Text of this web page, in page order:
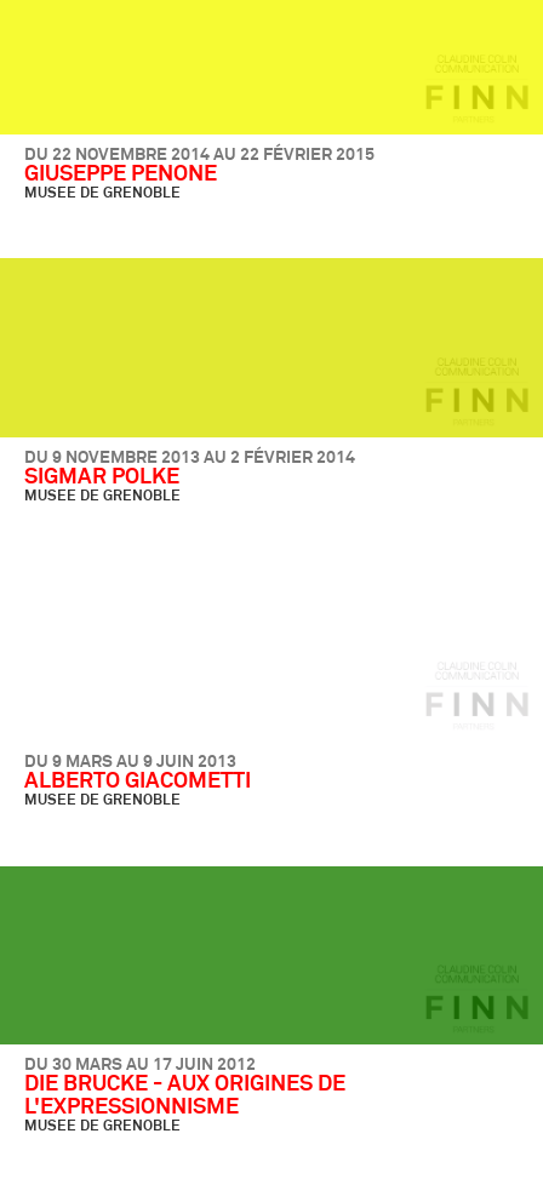
DU 22 NOVEMBRE 2014 AU 22 FÉVRIER 2015
GIUSEPPE PENONE
MUSEE DE GRENOBLE
DU 9 NOVEMBRE 2013 AU 2 FÉVRIER 2014
SIGMAR POLKE
MUSEE DE GRENOBLE
DU 9 MARS AU 9 JUIN 2013
ALBERTO GIACOMETTI
MUSEE DE GRENOBLE
DU 30 MARS AU 17 JUIN 2012
DIE BRUCKE - AUX ORIGINES DE
L'EXPRESSIONNISME
MUSEE DE GRENOBLE